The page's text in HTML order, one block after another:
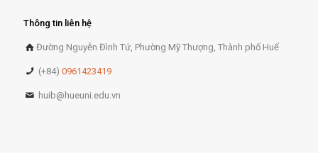
Thông tin liên hệ
Đường Nguyễn Đình Tứ, Phường Mỹ Thượng, Thành phố Huế
(+84)0961423419
huib@hueuni.edu.vn